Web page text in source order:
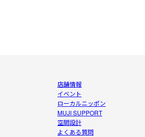
店舗情報
イベント
ローカルニッポン
MUJI SUPPORT
空間設計
よくある質問